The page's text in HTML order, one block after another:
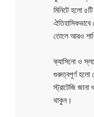
মিনিটে হলো
ঐতিহাসিকভাবে
তোলে আরও
ক্যাসিনো ও
গুরুত্বপূর্ণ হলো
স্ট্রাটেজি
থাকুন।